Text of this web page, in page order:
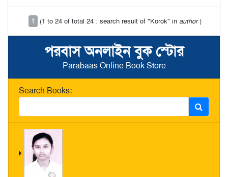
পরবাস অনলাইন বুক স্টোর
Parabaas Online Book Store
Search Books:
1 (1 to 24 of total 24 : search result of "Korok" in author)